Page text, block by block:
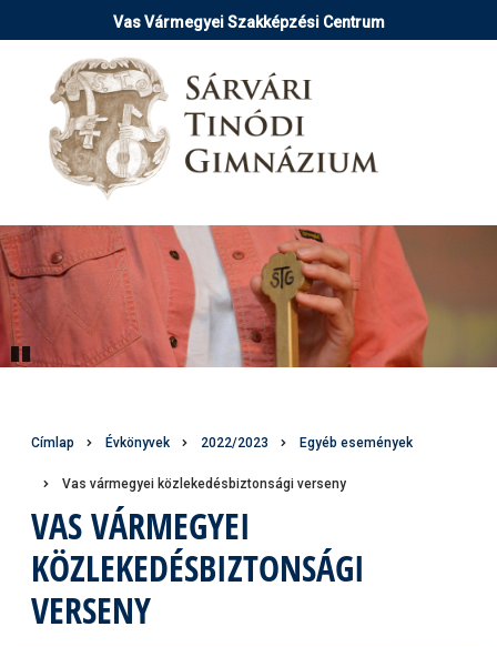
a
tartalomra
Vas Vármegyei Szakképzési Centrum
Morzsa
Címlap Évkönyvek 2022/2023 Egyéb események
Vas vármegyei közlekedésbiztonsági verseny
VAS VÁRMEGYEI
KÖZLEKEDÉSBIZTONSÁGI
VERSENY